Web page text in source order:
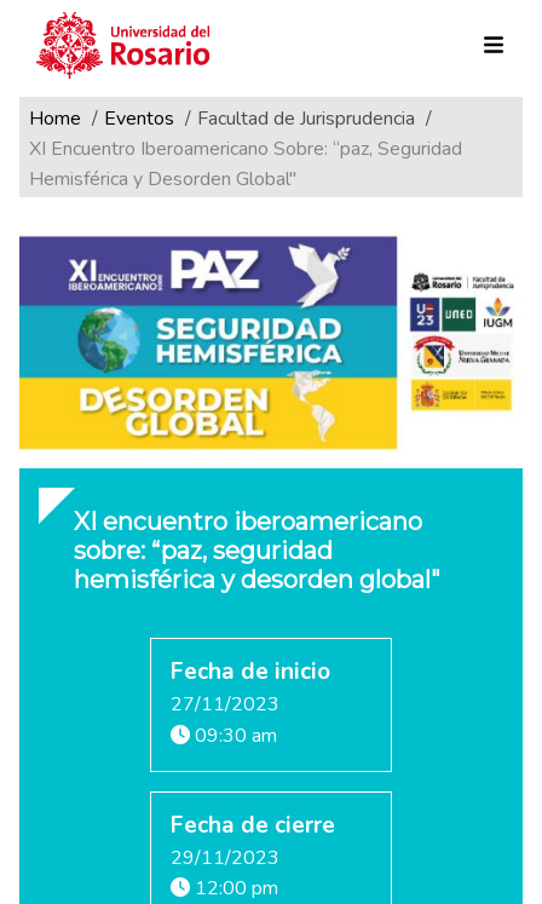
Pasar al contenido principal
Ruta de navegación
Home Eventos
Facultad de Jurisprudencia
XI Encuentro Iberoamericano Sobre: “paz, Seguridad
Hemisférica y Desorden Global"
XI encuentro iberoamericano
sobre: “paz, seguridad
hemisférica y desorden global"
Fecha de inicio
27/11/2023
09:30 am
Fecha de cierre
29/11/2023
12:00 pm